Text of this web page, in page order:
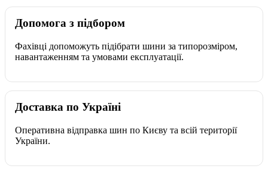
Допомога з підбором
Фахівці допоможуть підібрати шини за типорозміром,
навантаженням та умовами експлуатації.
Доставка по Україні
Оперативна відправка шин по Києву та всій території
України.